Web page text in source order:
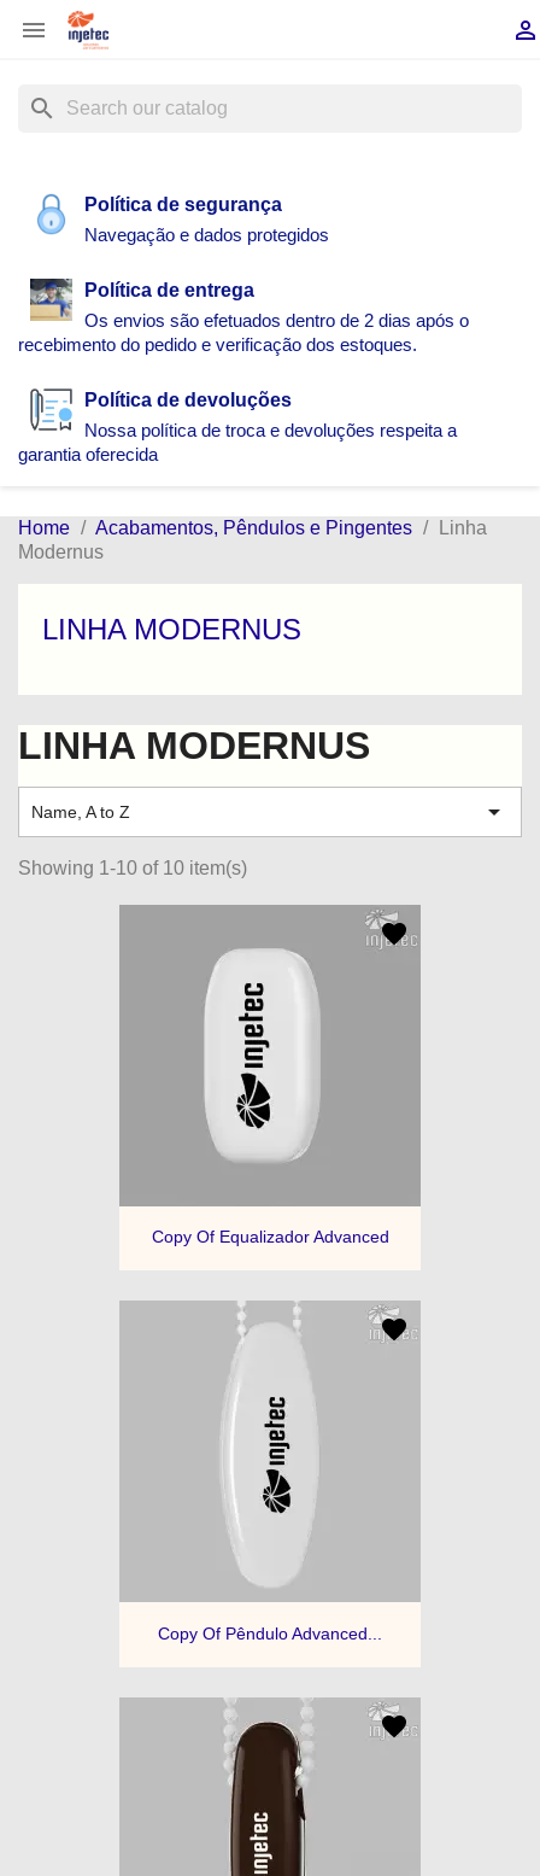
 
search
Política de segurança
Navegação e dados protegidos
Política de entrega
Os envios são efetuados dentro de 2 dias após o
recebimento do pedido e verificação dos estoques.
Política de devoluções
Nossa política de troca e devoluções respeita a
garantia oferecida
Home Acabamentos, Pêndulos e Pingentes
Linha
Modernus
LINHA MODERNUS
LINHA MODERNUS
Name, A to Z 
Showing 1-10 of 10 item(s)
Copy Of Equalizador Advanced
Copy Of Pêndulo Advanced...